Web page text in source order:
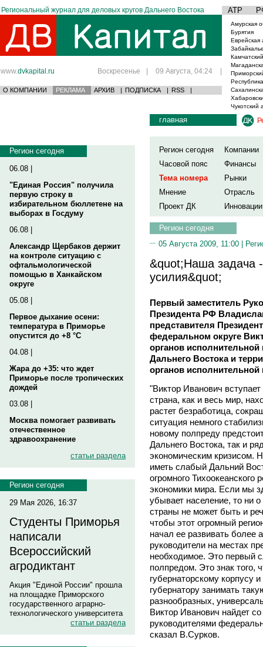
Региональный журнал для деловых кругов Дальнего Востока АТР
www.dvkapital.ru Воскресенье | 09 Августа, 04:24 |
О КОМПАНИИ РЕКЛАМА АРХИВ | ПОДПИСКА | RSS |
Амурская
Бурятия
Еврейская
Чукотский
Регион сегодня
06.08 |
"Единая Россия" получила
первую строку в
избирательном бюллетене на
выборах в Госдуму
06.08 |
Александр Щербаков держит
на контроле ситуацию с
офтальмологической
помощью в Ханкайском
округе
05.08 |
Первое дыхание осени:
температура в Приморье
опустится до +8 °C
04.08 |
Жара до +35: что ждет
Приморье после тропических
дождей
03.08 |
Москва помогает развивать
отечественное
здравоохранение
статьи раздела
Регион сегодня
29 Мая 2026, 16:37
Студенты Приморья
написали
Всероссийский
агродиктант
Акция "Единой России" прошла
на площадке Приморского
государственного аграрно-
технологического университета
статьи раздела
главная
Регион сегодня
Компании
Часовой пояс
Финансы
Тема номера
Рынки
Мнение
Отрасль
Проект ДК
Инновации
Регион сегодня
05 Августа 2009, 11:00 |
&quot;Наша задача
усилия&quot;
Первый заместитель
Президента РФ
представителя
федеральном округе
органов
Дальнего Востока и
органов исполнительной
"Виктор Иванович
страна, как и весь мир,
растет безработица,
ситуация немного
новому полпреду
Дальнего Востока, так и
экономическим кризисом.
иметь слабый Дальний
огромного Тихоокеанского
экономики мира. Если мы
убывает население, то ни
страны не может быть и
чтобы этот огромный
начал ее развивать более
руководители на местах
необходимое. Это первый
полпредом. Это знак того,
губернаторскому корпусу
губернатору занимать
разнообразных,
Виктор Иванович найдет
руководителями
сказал В.Сурков.